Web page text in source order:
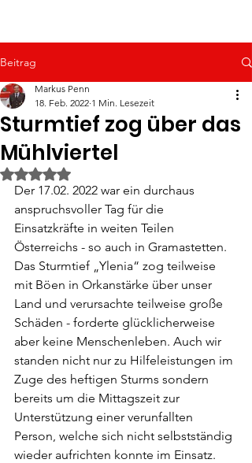
Beitrag
Sturmtief zog über das
Mühlviertel
Markus Penn
18. Feb. 2022 1 Min. Lesezeit
Mit NaN von 5 Sternen bewertet.
Der 17.02. 2022 war ein durchaus
anspruchsvoller Tag für die
Einsatzkräfte in weiten Teilen
Österreichs - so auch in Gramastetten.
Das Sturmtief „Ylenia“ zog teilweise
mit Böen in Orkanstärke über unser
Land und verursachte teilweise große
Schäden - forderte glücklicherweise
aber keine Menschenleben. Auch wir
standen nicht nur zu Hilfeleistungen im
Zuge des heftigen Sturms sondern
bereits um die Mittagszeit zur
Unterstützung einer verunfallten
Person, welche sich nicht selbstständig
wieder aufrichten konnte im Einsatz.